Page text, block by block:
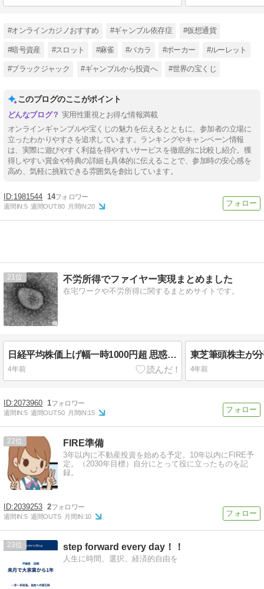
#オンラインカジノおすすめ #ギャンブル依存症 #仮想通貨
#暗号資産 #スロット #麻雀 #バカラ #ポーカー #ルーレット
#ブラックジャック #ギャンブルから投資へ #世界の宝くじ
このブログのここがポイント
実用性重視とお得な情報満載
オンラインギャンブルや宝くじの魅力を伝えるとともに、参加者の立場に
立ったわかりやすさを追求しています。ランキングやキャンペーン情報
は、実際に遊びやすく利益を得やすいサービスを徹底的に比較し紹介。獲
得しやすい賞金や特典の詳細も具体的に伝えることで、参加時の安心感を
高め、気軽に挑戦できる雰囲気を創出しています。
1981544 14
週間IN:5 週間OUT:80 月間IN:20
21 不労所得でファイヤー実現まとめました
在宅ワークや不労所得に関するまとめサイトです。
日経平均株価上げ幅一時1000円超 思惑買いの翌日金曜は下げか！？
4年前 4年前
2073960 1
週間IN:5 週間OUT:50 月間IN:15
22 FIRE準備
3年以内に不動産投資を始める予定。10年以内にFIRE予
定。（2030年目標）自分にとって役に立ったものを記
録。
2039253 2
週間IN:5 週間OUT:5 月間IN:10
23 step forward every day！！
人生に時間、選択、経済的自由を